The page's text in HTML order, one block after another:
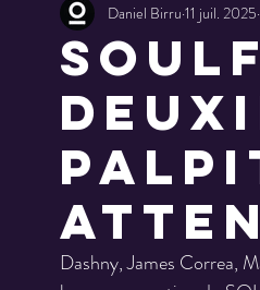
Daniel Birru 11 juil. 2025
Dashny, James Correa,